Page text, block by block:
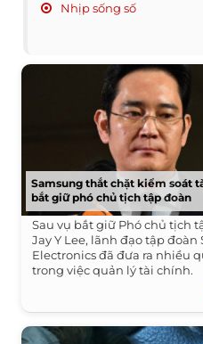
Nhịp sống số
Samsung thắt chặt kiểm soát
bắt giữ phó chủ tịch tập đoàn
Sau vụ bắt giữ Phó chủ tịch
Jay Y Lee, lãnh đạo tập đoàn
Electronics đã đưa ra nhiều
trong việc quản lý tài chính.